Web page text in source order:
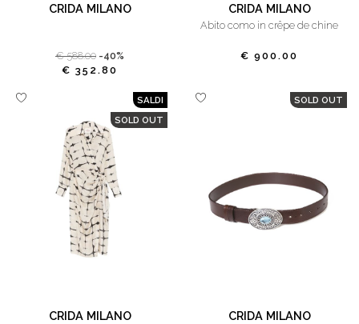
CRIDA MILANO
€ 588.00 -40%
€ 352.80
CRIDA MILANO
abito como in crêpe de chine
€ 900.00
SALDI
SOLD OUT
CRIDA MILANO
SOLD OUT
CRIDA MILANO